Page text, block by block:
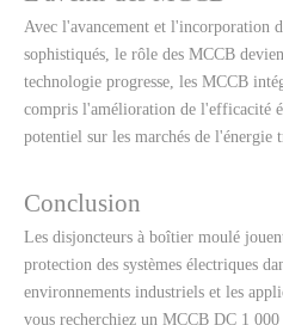
Avec l'avancement et l'incorporation
sophistiqués, le rôle des MCCB
technologie progresse, les MCCB
compris l'amélioration de l'efficacité
potentiel sur les marchés de l'énergie
Conclusion
Les disjoncteurs à boîtier moulé
protection des systèmes électriques
environnements industriels et les
vous recherchiez un MCCB DC 1